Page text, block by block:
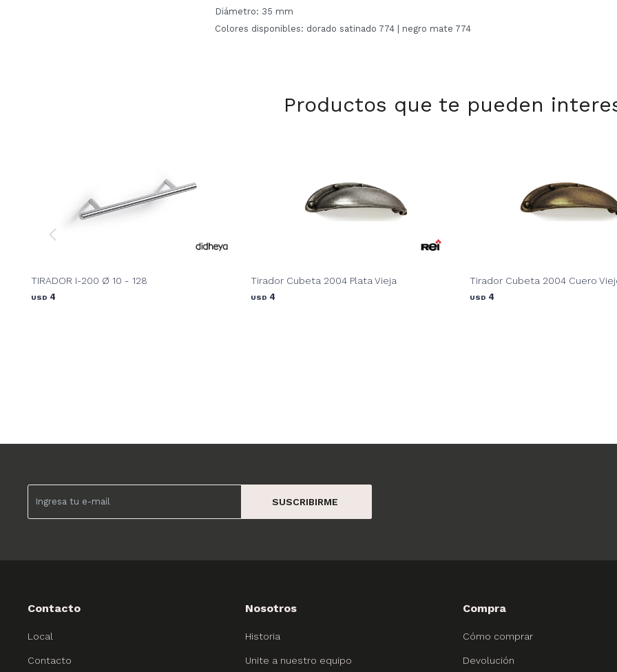
Diámetro: 35 mm
Colores disponibles: dorado satinado 774 | negro mate 774
Productos que te pueden
TIRADOR I-200 Ø 10 - 128
USD 4
Tirador Cubeta 2004 Plata Vieja
USD 4
Tirador Cubeta 2004 Cuero
USD 4
SUSCRIBIRME
Contacto
Local
Contacto
Nosotros
Historia
Unite a nuestro equipo
Compra
Cómo comprar
Devolución